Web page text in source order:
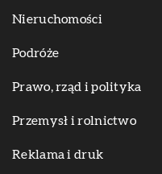
Nieruchomości
Podróże
Prawo, rząd i polityka
Przemysł i rolnictwo
Reklama i druk